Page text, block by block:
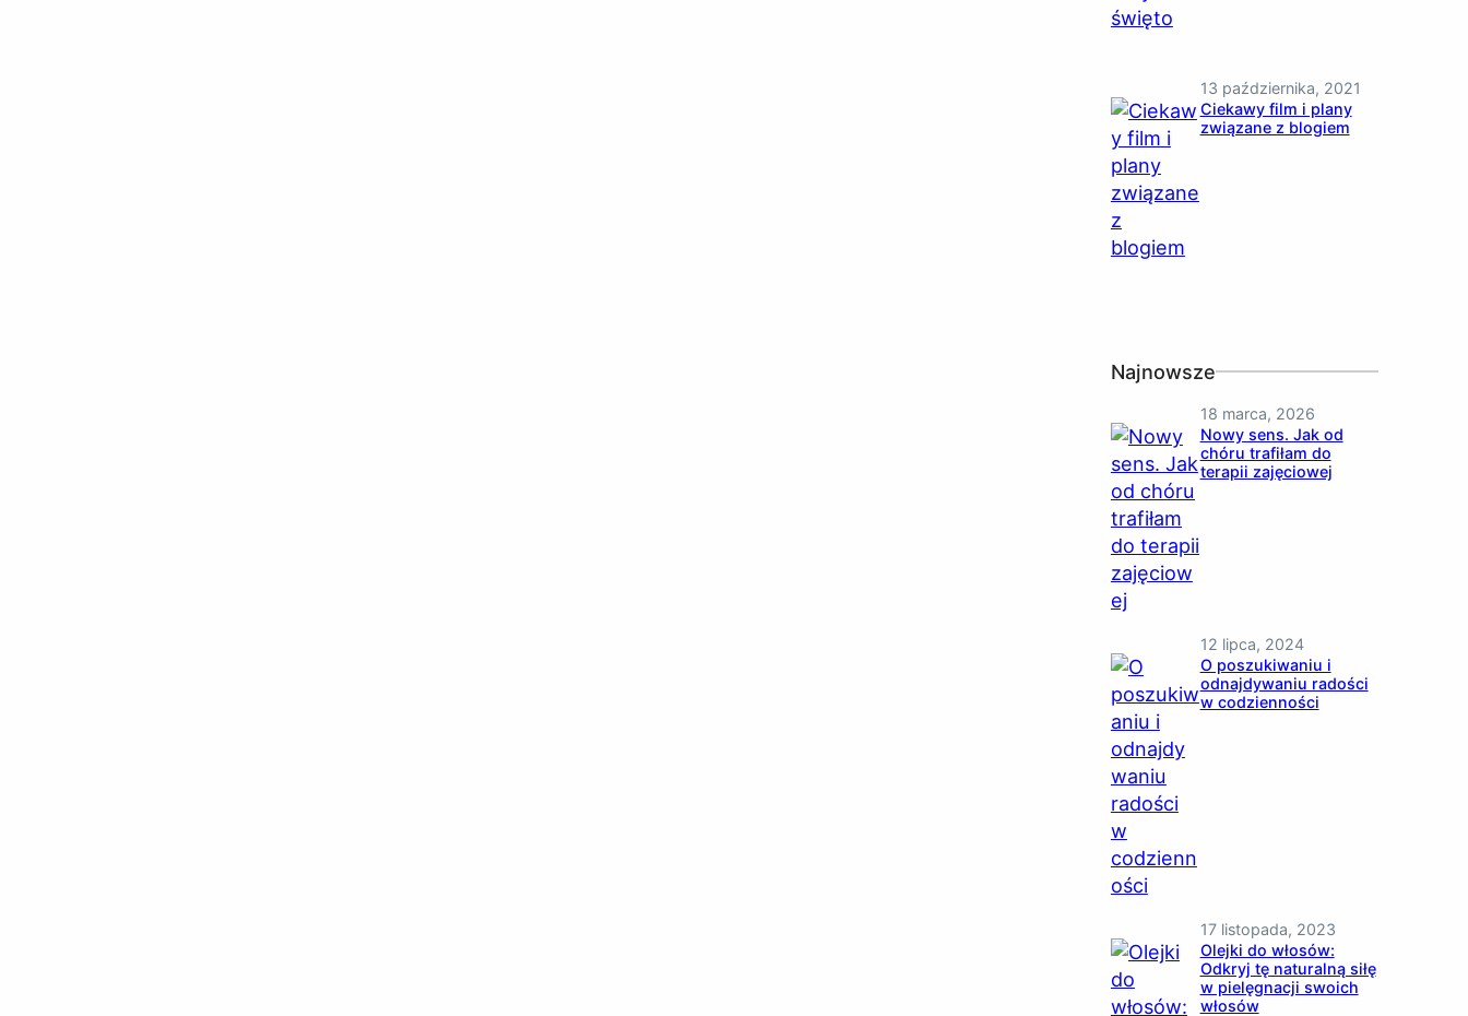
13 października, 2021
Ciekawy film i plany
związane z blogiem
Najnowsze
18 marca, 2026
Nowy sens. Jak od
chóru trafiłam do
terapii zajęciowej
12 lipca, 2024
O poszukiwaniu i
odnajdywaniu radości
w codzienności
17 listopada, 2023
Olejki do włosów:
Odkryj tę naturalną siłę
w pielęgnacji swoich
włosów